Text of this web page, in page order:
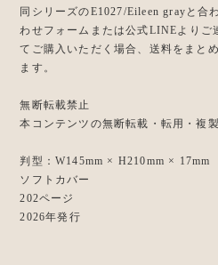
同シリーズのE1027/Eileen grayと合
わせフォームまたは公式LINEよりご
てご購入いただく場合、送料をまと
ます。
無断転載禁止
本コンテンツの無断転載・転用・複
判型：W145mm × H210mm × 17mm
ソフトカバー
202ページ
2026年発行